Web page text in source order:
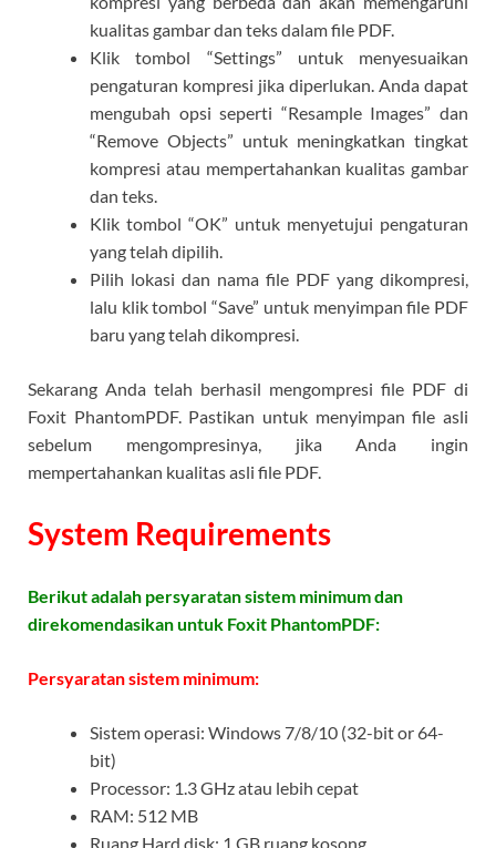
kualitas gambar dan teks dalam file PDF.
Klik tombol “Settings” untuk menyesuaikan
pengaturan kompresi jika diperlukan. Anda dapat
mengubah opsi seperti “Resample Images” dan
“Remove Objects” untuk meningkatkan tingkat
kompresi atau mempertahankan kualitas gambar
dan teks.
Klik tombol “OK” untuk menyetujui pengaturan
yang telah dipilih.
Pilih lokasi dan nama file PDF yang dikompresi,
lalu klik tombol “Save” untuk menyimpan file PDF
baru yang telah dikompresi.
Sekarang Anda telah berhasil mengompresi file PDF di
Foxit PhantomPDF. Pastikan untuk menyimpan file asli
sebelum mengompresinya, jika Anda ingin
mempertahankan kualitas asli file PDF.
System Requirements
Berikut adalah persyaratan sistem minimum dan
direkomendasikan untuk Foxit PhantomPDF:
Persyaratan sistem minimum:
Sistem operasi: Windows 7/8/10 (32-bit or 64-
bit)
Processor: 1.3 GHz atau lebih cepat
RAM: 512 MB
Ruang Hard disk: 1 GB ruang kosong